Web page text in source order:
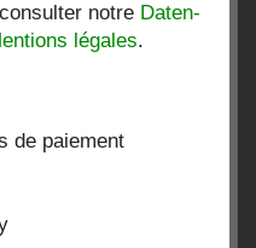
Amazon
SHOPVOTE.DE
notre Daten­
légales.
de paiement